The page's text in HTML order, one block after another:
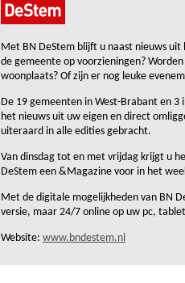
Met BN DeStem blijft u naast nieuws
de gemeente op voorzieningen?
woonplaats? Of zijn er nog leuke
De 19 gemeenten in West-Brabant en
het nieuws uit uw eigen en direct
uiteraard in alle edities gebracht.
Van dinsdag tot en met vrijdag krijgt u
DeStem een &Magazine voor in het
Met de digitale mogelijkheden van BN
versie, maar 24/7 online op uw pc,
Website: www.bndestem.nl